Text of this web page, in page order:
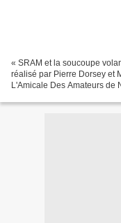
« SRAM et la soucoupe
réalisé par Pierre Dorsey et
L'Amicale Des Amateurs de